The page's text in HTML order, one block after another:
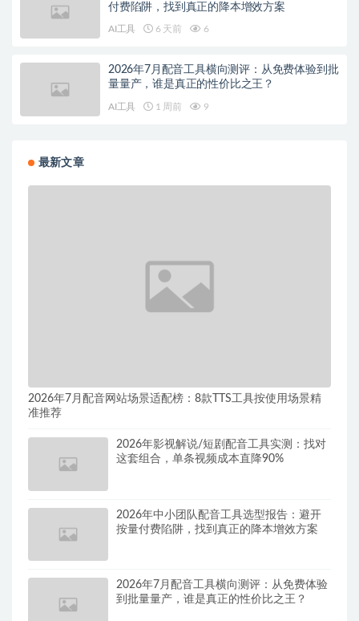
付费陷阱，找到真正的降本增效方案
AI工具 6 天前 6
2026年7月配音工具横向测评：从免费体验到批
量量产，谁是真正的性价比之王？
AI工具 1 周前 9
最新文章
2026年7月配音网站场景适配榜：8款TTS工具按使用场景精
准推荐
2026年影视解说/短剧配音工具实测：找对
这套组合，单条视频成本直降90%
2026年中小团队配音工具选型报告：避开
按量付费陷阱，找到真正的降本增效方案
2026年7月配音工具横向测评：从免费体验
到批量量产，谁是真正的性价比之王？